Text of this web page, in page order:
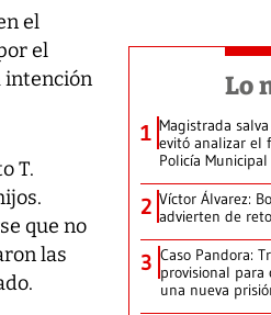
el
el
intención
T.
que no
las
Lo
1 Magistrada
evitó analizar el
Policía Municipal
2 Víctor Álvarez:
advierten de
3 Caso Pandora:
provisional para
una nueva